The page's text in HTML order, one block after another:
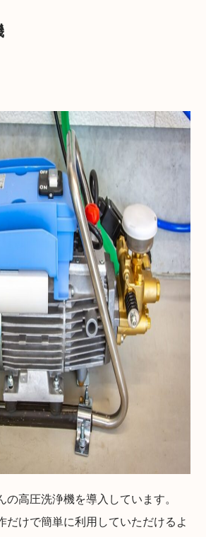
の高圧洗浄機を導入しています。
だけで簡単に利用していただけるよ